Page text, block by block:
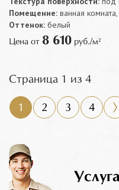
Помещение: ванная
Оттенок: белый
Цена от 8 610 руб./м²
Страница 1 из 4
1 2 3 4